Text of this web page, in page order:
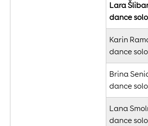
Lara
dance
Karin
dance
Brina
dance
Lana
dance